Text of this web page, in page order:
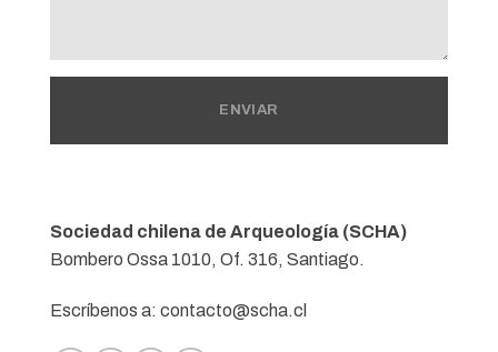
Sociedad chilena de Arqueología (SCHA)
Bombero Ossa 1010, Of. 316, Santiago.
Escríbenos a: contacto@scha.cl